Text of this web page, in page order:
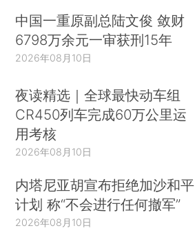
中国一重原副总陆文俊 敛财
6798万余元一审获刑15年
2026年08月10日
夜读精选｜全球最快动车组
CR450列车完成60万公里运
用考核
2026年08月10日
内塔尼亚胡宣布拒绝加沙和平
计划 称“不会进行任何撤军”
2026年08月10日